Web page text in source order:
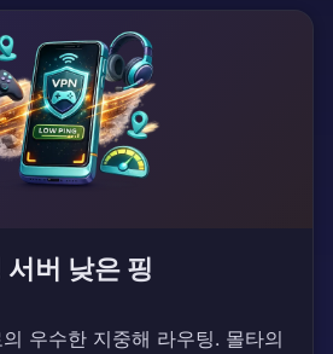
버 낮은 핑
우수한 지중해 라우팅. 몰타의